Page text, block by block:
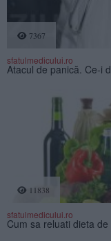
7367
sfatulmedicului.ro
Atacul de panică. Ce-i
11838
sfatulmedicului.ro
Cum sa reluati dieta